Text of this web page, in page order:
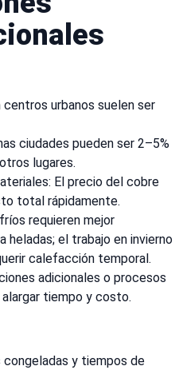
centros urbanos suelen ser
ciudades pueden ser 2–5%
lugares.
El precio del cobre
total rápidamente.
requieren mejor
el trabajo en invierno
calefacción temporal.
adicionales o procesos
tiempo y costo.
congeladas y tiempos de